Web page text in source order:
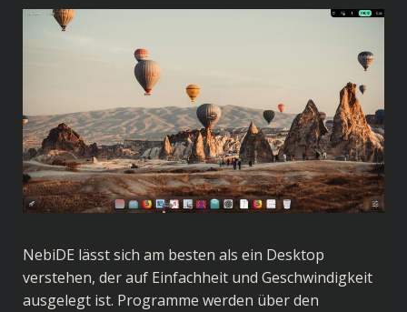
NebiDE lässt sich am besten als ein Desktop
verstehen, der auf Einfachheit und Geschwindigkeit
ausgelegt ist. Programme werden über den